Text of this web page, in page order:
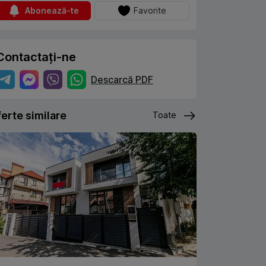
Abonează-te Favorite
ne
Descarcă PDF
similare Toate